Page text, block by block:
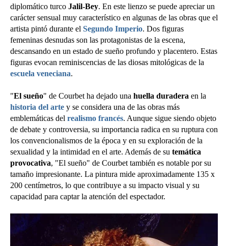
diplomático turco Jalil-Bey. En este lienzo se puede apreciar un
carácter sensual muy característico en algunas de las obras que el
artista pintó durante el Segundo Imperio. Dos figuras
femeninas desnudas son las protagonistas de la escena,
descansando en un estado de sueño profundo y placentero. Estas
figuras evocan reminiscencias de las diosas mitológicas de la
escuela veneciana.
"El sueño" de Courbet ha dejado una huella duradera en la
historia del arte y se considera una de las obras más
emblemáticas del realismo francés. Aunque sigue siendo objeto
de debate y controversia, su importancia radica en su ruptura con
los convencionalismos de la época y en su exploración de la
sexualidad y la intimidad en el arte. Además de su temática
provocativa, "El sueño" de Courbet también es notable por su
tamaño impresionante. La pintura mide aproximadamente 135 x
200 centímetros, lo que contribuye a su impacto visual y su
capacidad para captar la atención del espectador.